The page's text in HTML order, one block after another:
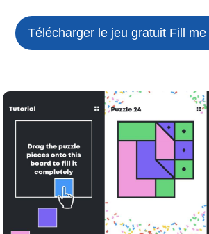
Télécharger le jeu gratuit Fill me